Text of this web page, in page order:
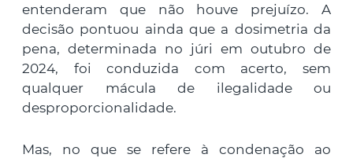
entenderam que não houve prejuízo. A
decisão pontuou ainda que a dosimetria da
pena, determinada no júri em outubro de
2024, foi conduzida com acerto, sem
qualquer mácula de ilegalidade ou
desproporcionalidade.
Mas, no que se refere à condenação ao